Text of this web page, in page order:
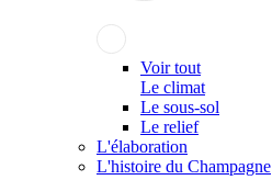
Voir tout
Le climat
Le sous-sol
Le relief
L'élaboration
L'histoire du Champagne